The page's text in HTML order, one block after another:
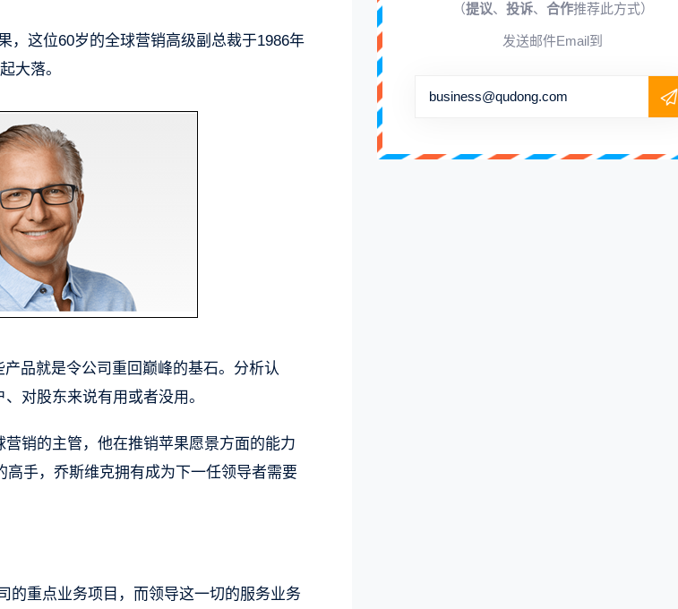
，这位60岁的全球营销高级副总裁于1986年
大落。
品就是令公司重回巅峰的基石。分析认
对股东来说有用或者没用。
销的主管，他在推销苹果愿景方面的能力
手，乔斯维克拥有成为下一任领导者需要
的重点业务项目，而领导这一切的服务业务
（提议、 投诉、 合作推荐此方式）
发送邮件Email到
business@qudong.com